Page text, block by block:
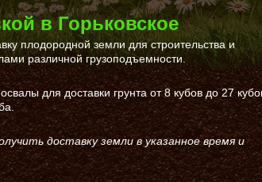
в Горьковское
плодородной земли для строительства и
различной грузоподъемности.
для доставки грунта от 8 кубов до 27
доставку земли в указанное время и